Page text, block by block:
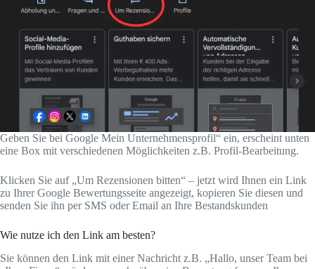
Geben Sie bei Google Mein Unternehmensprofil“ ein, erscheint unten
eine Box mit verschiedenen Möglichkeiten z.B. Profil-Bearbeitung.
Klicken Sie auf „Um Rezensionen bitten“ – jetzt wird Ihnen ein Link
zu Ihrer Google Bewertungsseite angezeigt, kopieren Sie diesen und
senden Sie ihn per SMS oder Email an Ihre Bestandskunden
Wie nutze ich den Link am besten?
Sie können den Link mit einer Nachricht z.B. „Hallo, unser Team bei